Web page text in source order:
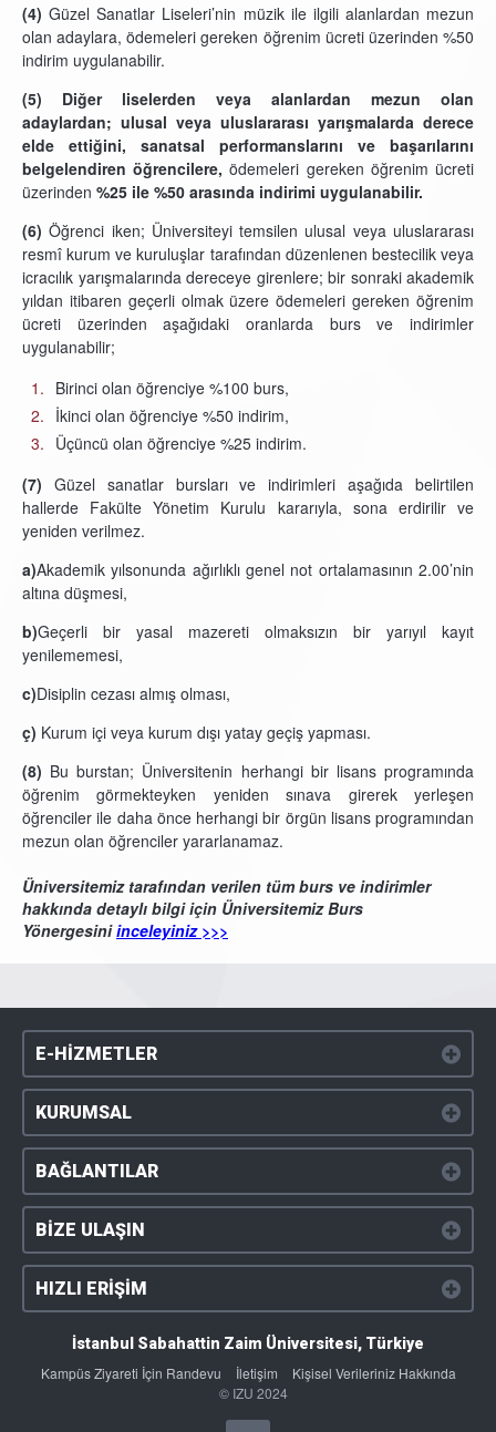
(4) Güzel Sanatlar Liseleri’nin müzik ile ilgili alanlardan mezun
olan adaylara, ödemeleri gereken öğrenim ücreti üzerinden %50
indirim uygulanabilir.
(5) Diğer liselerden veya alanlardan mezun olan
adaylardan; ulusal veya uluslararası yarışmalarda derece
elde ettiğini, sanatsal performanslarını ve başarılarını
belgelendiren öğrencilere,ödemeleri gereken öğrenim ücreti
üzerinden %25 ile %50 arasında indirimi uygulanabilir.
(6) Öğrenci iken; Üniversiteyi temsilen ulusal veya uluslararası
resmî kurum ve kuruluşlar tarafından düzenlenen bestecilik veya
icracılık yarışmalarında dereceye girenlere; bir sonraki akademik
yıldan itibaren geçerli olmak üzere ödemeleri gereken öğrenim
ücreti üzerinden aşağıdaki oranlarda burs ve indirimler
uygulanabilir;
Birinci olan öğrenciye %100 burs,
İkinci olan öğrenciye %50 indirim,
Üçüncü olan öğrenciye %25 indirim.
(7) Güzel sanatlar bursları ve indirimleri aşağıda belirtilen
hallerde Fakülte Yönetim Kurulu kararıyla, sona erdirilir ve
yeniden verilmez.
a)Akademik yılsonunda ağırlıklı genel not ortalamasının 2.00’nin
altına düşmesi,
b)Geçerli bir yasal mazereti olmaksızın bir yarıyıl kayıt
yenilememesi,
c)Disiplin cezası almış olması,
ç) Kurum içi veya kurum dışı yatay geçiş yapması.
(8) Bu burstan; Üniversitenin herhangi bir lisans programında
öğrenim görmekteyken yeniden sınava girerek yerleşen
öğrenciler ile daha önce herhangi bir örgün lisans programından
mezun olan öğrenciler yararlanamaz.
Üniversitemiz tarafından verilen tüm burs ve indirimler
hakkında detaylı bilgi için Üniversitemiz Burs
Yönergesiniinceleyiniz >>>
E-HİZMETLER
KURUMSAL
BAĞLANTILAR
BİZE ULAŞIN
HIZLI ERİŞİM
İstanbul Sabahattin Zaim Üniversitesi, Türkiye
Kampüs Ziyareti İçin Randevu İletişim
Kişisel Verileriniz Hakkında
© IZU 2024